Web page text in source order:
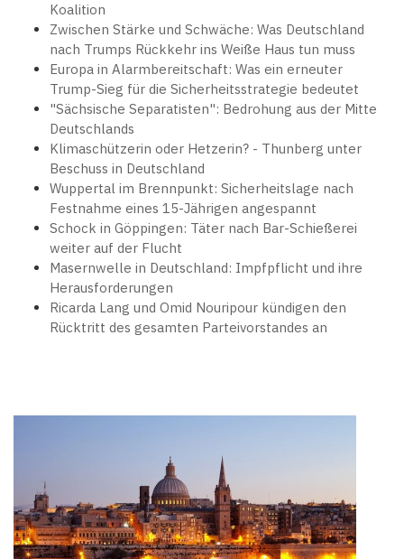
Koalition
Zwischen Stärke und Schwäche: Was Deutschland
nach Trumps Rückkehr ins Weiße Haus tun muss
Europa in Alarmbereitschaft: Was ein erneuter
Trump-Sieg für die Sicherheitsstrategie bedeutet
"Sächsische Separatisten": Bedrohung aus der Mitte
Deutschlands
Klimaschützerin oder Hetzerin? - Thunberg unter
Beschuss in Deutschland
Wuppertal im Brennpunkt: Sicherheitslage nach
Festnahme eines 15-Jährigen angespannt
Schock in Göppingen: Täter nach Bar-Schießerei
weiter auf der Flucht
Masernwelle in Deutschland: Impfpflicht und ihre
Herausforderungen
Ricarda Lang und Omid Nouripour kündigen den
Rücktritt des gesamten Parteivorstandes an